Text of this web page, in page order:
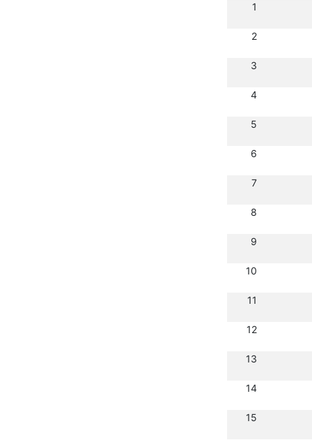
1
2
3
4
5
6
7
8
9
10
11
12
13
14
15